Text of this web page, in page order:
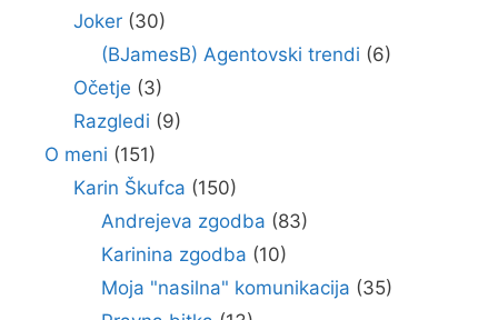
Joker(30)
(BJamesB) Agentovski trendi (6)
Očetje (3)
Razgledi (9)
O meni (151)
Karin Škufca (150)
Andrejeva zgodba (83)
Karinina zgodba (10)
Moja "nasilna" komunikacija (35)